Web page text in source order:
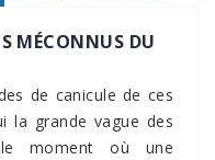
MÉCONNUS DU
de canicule de ces
la grande vague des
moment où une